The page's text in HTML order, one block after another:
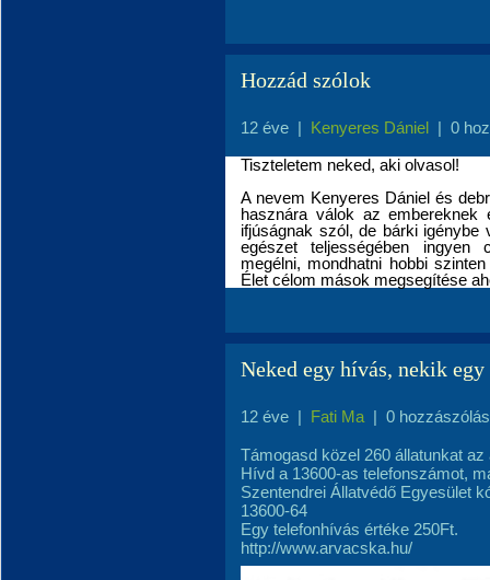
Hozzád szólok
12 éve | Kenyeres Dániel | 0
Tiszteletem neked, aki olvasol!
A nevem Kenyeres Dániel és
hasznára válok az
ifjúságnak szól, de bárki
egészet teljességében ingyen
megélni, mondhatni hobbi
Élet célom mások megsegítése
Neked egy hívás, nekik
12 éve | Fati Ma | 0 hozzászólás
Támogasd közel 260 állatunkat
Hívd a 13600-as telefonszámot,
Szentendrei Állatvédő Egyesület
13600-64
Egy telefonhívás értéke 250Ft.
http://www.arvacska.hu/